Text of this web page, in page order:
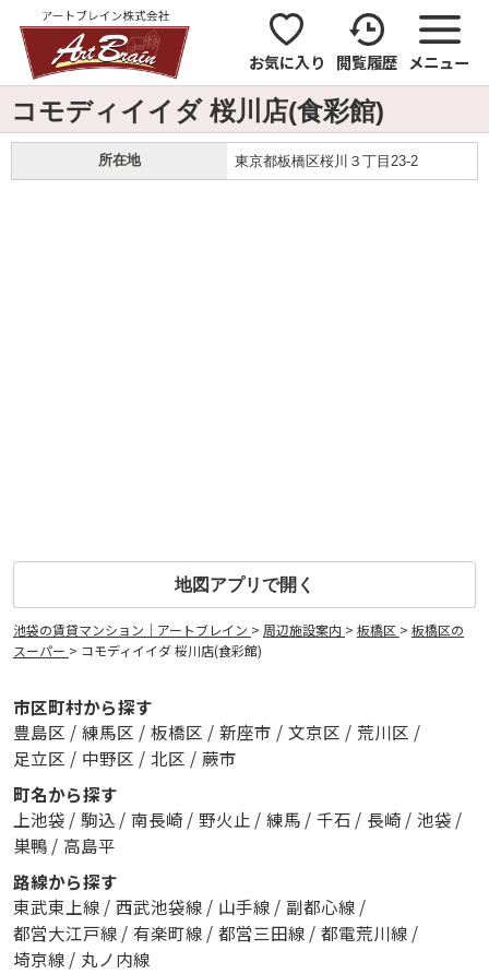
お気に入り 閲覧履歴 メニュー
コモディイイダ 桜川店(食彩館)
所在地 東京都板橋区桜川３丁目23-2
地図アプリで開く
池袋の賃貸マンション｜アートブレイン > 周辺施設案内 > 板橋区 > 板橋区の
スーパー > コモディイイダ 桜川店(食彩館)
市区町村から探す
豊島区 / 練馬区 / 板橋区 / 新座市 / 文京区 / 荒川区 /
足立区 / 中野区 / 北区 / 蕨市
町名から探す
上池袋 / 駒込 / 南長崎 / 野火止 / 練馬 / 千石 / 長崎 / 池袋 /
巣鴨 / 高島平
路線から探す
東武東上線 / 西武池袋線 / 山手線 / 副都心線 /
都営大江戸線 / 有楽町線 / 都営三田線 / 都電荒川線 /
埼京線 / 丸ノ内線